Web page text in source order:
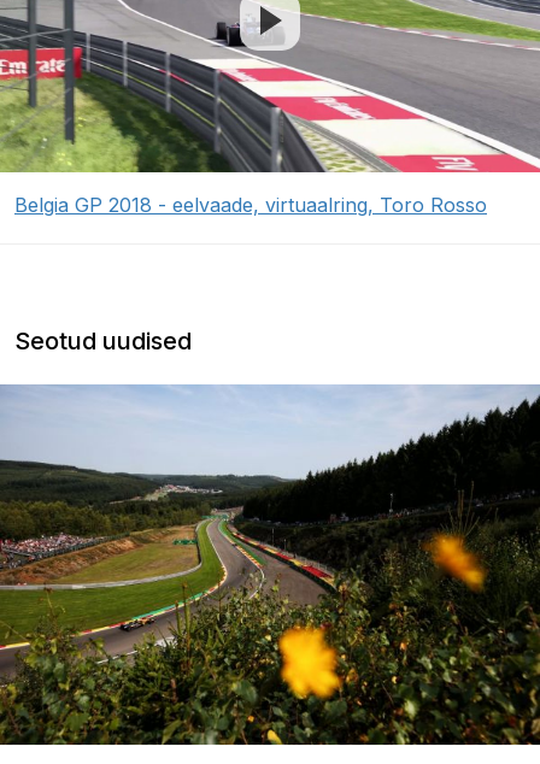
Belgia GP 2018 - eelvaade, virtuaalring, Toro Rosso
Seotud uudised